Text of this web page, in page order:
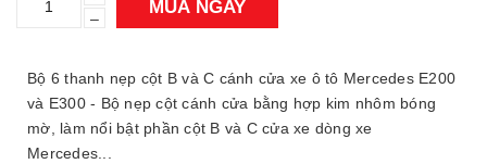
–
MUA NGAY
Bộ 6 thanh nẹp cột B và C cánh cửa xe ô tô Mercedes E200
và E300 - Bộ nẹp cột cánh cửa bằng hợp kim nhôm bóng
mờ, làm nổi bật phần cột B và C cửa xe dòng xe
Mercedes...